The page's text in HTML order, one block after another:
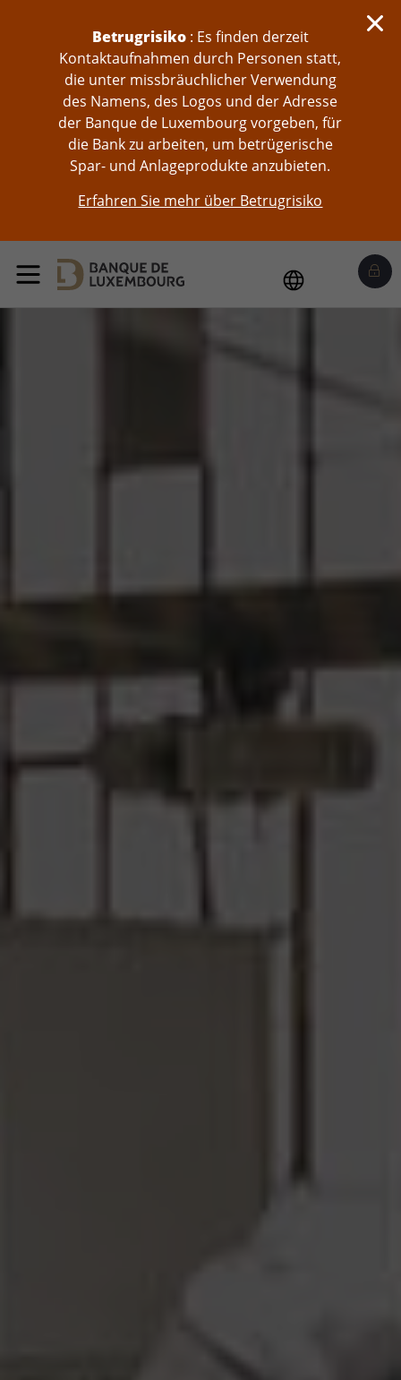
Betrugrisiko: Es finden derzeit
Kontaktaufnahmen durch Personen statt,
die unter missbräuchlicher Verwendung
des Namens, des Logos und der Adresse
der Banque de Luxembourg vorgeben, für
die Bank zu arbeiten, um betrügerische
Spar- und Anlageprodukte anzubieten.
Erfahren Sie mehr über Betrugrisiko